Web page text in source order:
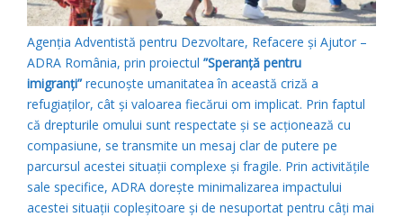
Agenția Adventistă pentru Dezvoltare, Refacere și Ajutor –
ADRA România, prin proiectul ”Speranță pentru
imigranți”recunoște umanitatea în această criză a
refugiaților, cât și valoarea fiecărui om implicat. Prin faptul
că drepturile omului sunt respectate și se acționează cu
compasiune, se transmite un mesaj clar de putere pe
parcursul acestei situații complexe și fragile. Prin activitățile
sale specifice, ADRA dorește minimalizarea impactului
acestei situații copleșitoare și de nesuportat pentru câți mai